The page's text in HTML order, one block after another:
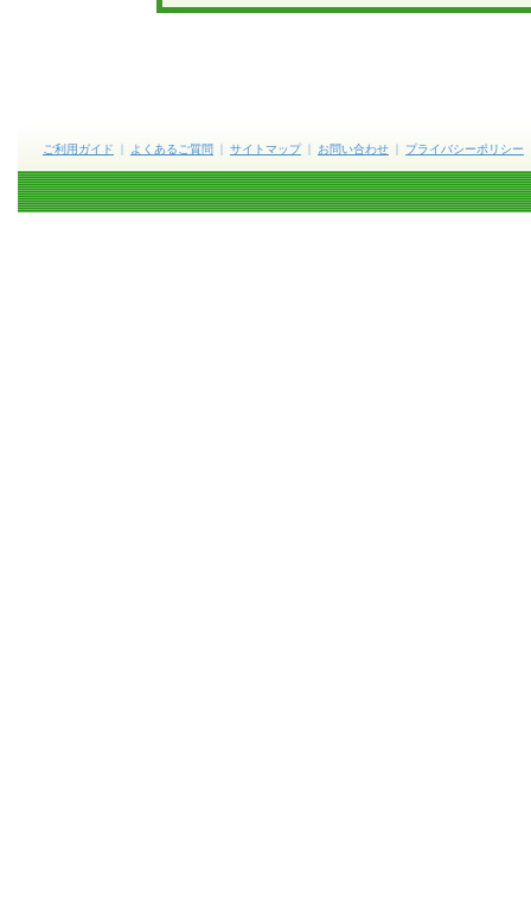
ご利用ガイド よくあるご質問 サイトマップ お問い合わせ プライバシーポリシー